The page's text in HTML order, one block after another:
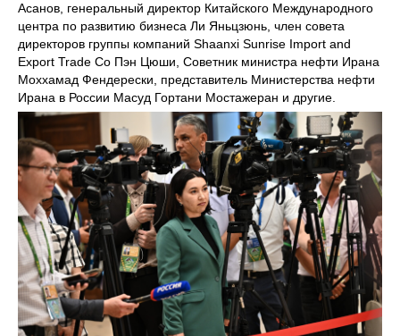
Асанов, генеральный директор Китайского Международного
центра по развитию бизнеса Ли Яньцзюнь, член совета
директоров группы компаний Shaanxi Sunrise Import and
Export Trade Co Пэн Цюши, Советник министра нефти Ирана
Моххамад Фендерески, представитель Министерства нефти
Ирана в России Масуд Гортани Мостажеран и другие.
© ВСЕРОССИЙСКИЙ ИНВЕСТИЦИОННЫЙ
САБАНТУЙ «ЗАУРАЛЬЕ»,
Использование материалов, размещенных на сайте,
допускается только с письменного разрешения.
Запрещается автоматизированное извлечение
размещенной информации любыми сервисами без
официального разрешения.